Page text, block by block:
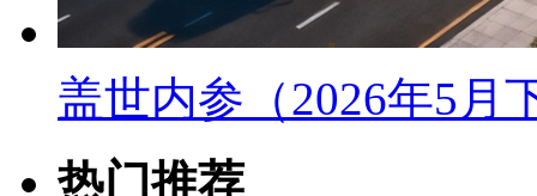
盖世内参（2026年5月
热门推荐